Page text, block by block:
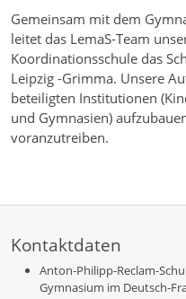
Gemeinsam mit dem
leitet das LemaS-Team
Koordinationsschule das
Leipzig -Grimma. Unsere
beteiligten Institutionen
und Gymnasien)
voranzutreiben.
Kontaktdaten
Anton-Philipp-Reclam-
Gymnasium im Deutsch-